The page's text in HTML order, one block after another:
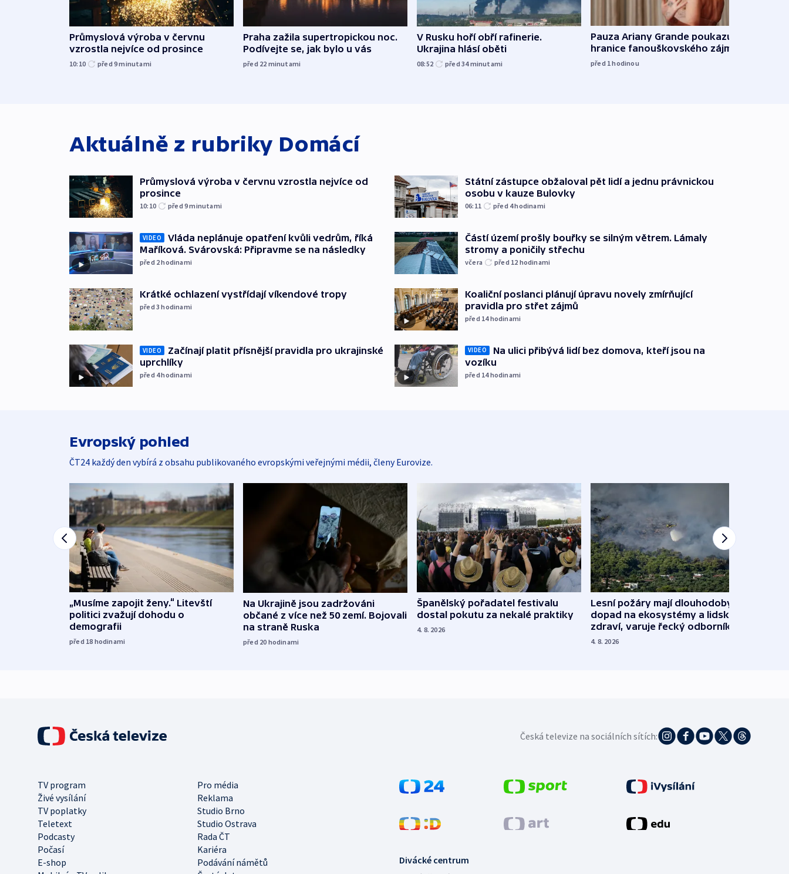
Průmyslová výroba v červnu
vzrostla nejvíce od prosince
10:10 před 9minutami
Praha zažila supertropickou noc.
Podívejte se, jak bylo u vás
před 22 minutami
V Rusku hoří obří rafinerie.
Ukrajina hlásí oběti
08:52 před 34minutami
Pauza Ariany Grande poukazuje na
hranice fanouškovského zájmu
před 1hodinou
Aktuálně z rubriky Domácí
Průmyslová výroba v červnu vzrostla nejvíce od
prosince
10:10 před 9minutami
VIDEO
Vláda neplánuje opatření kvůli vedrům, říká
Maříková. Svárovská: Připravme se na následky
před 2hodinami
Krátké ochlazení vystřídají víkendové tropy
před 3hodinami
VIDEO
Začínají platit přísnější pravidla pro ukrajinské
uprchlíky
před 4hodinami
Státní zástupce obžaloval pět lidí a jednu právnickou
osobu v kauze Bulovky
06:11 před 4hodinami
Částí území prošly bouřky se silným větrem. Lámaly
stromy a poničily střechu
včera před 12 hodinami
Koaliční poslanci plánují úpravu novely zmírňující
pravidla pro střet zájmů
před 14hodinami
VIDEO
Na ulici přibývá lidí bez domova, kteří jsou na
vozíku
před 14hodinami
Evropský pohled
ČT24 každý den vybírá z obsahu publikovaného evropskými veřejnými médii, členy Eurovize.
„Musíme zapojit ženy.“ Litevští
politici zvažují dohodu o
demografii
před 18 hodinami
Na Ukrajině jsou zadržováni
občané z více než 50 zemí. Bojovali
na straně Ruska
před 20 hodinami
Španělský pořadatel festivalu
dostal pokutu za nekalé praktiky
4. 8. 2026
Lesní požáry mají dlouhodobý
dopad na ekosystémy a lidské
zdraví, varuje řecký odborník
4. 8. 2026
Česká televize na sociálních sítích:
TV program
Pro média
Živé vysílání
Reklama
TV poplatky
Studio Brno
Teletext
Studio Ostrava
Podcasty
Rada ČT
Počasí
Kariéra
E-shop
Podávání námětů
Divácké centrum